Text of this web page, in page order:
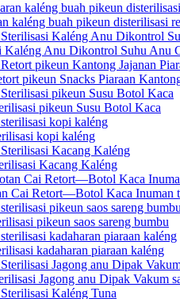
kaléng buah pikeun disterilisasi
Kaléng Anu Dikontrol Suhu Anu
pikeun Snacks Piaraan
pikeun Susu Botol Kaca
kopi kaléng
Kacang Kaléng
Cai Retort—Botol Kaca Inuman
pikeun saos sareng bumbu
kadaharan piaraan kaléng
Jagong anu Dipak Vakum